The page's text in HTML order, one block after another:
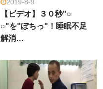
2019-8-9
【ビデオ】３０秒"○
○"を"ぽちっ"！睡眠不足
解消…